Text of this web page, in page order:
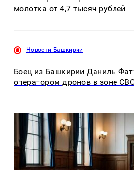
молотка от 4,7 тысяч рублей
Новости Башкирии
Боец из Башкирии Даниль
оператором дронов в зоне СВО